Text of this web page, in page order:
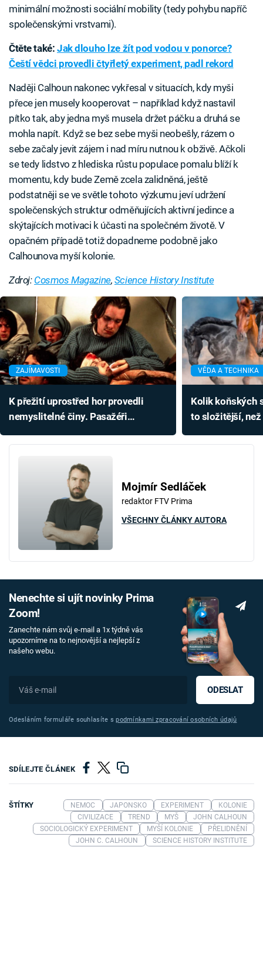
minimální možnosti sociální mobility (tedy pohybu napříč
společenskými vrstvami).
Čtěte také: Jak dlouho lze žít pod vodou v ponorce?
Čeští vědci provedli čtyřletý experiment, padl rekord
Naději Calhoun nakonec vykřesal v situacích, kdy myši
přece jen musely kooperovat – například když nastavil
pítko tak, aby jedna myš musela držet páčku a druhá se
mohla napít. Když se bez sebe myši neobešly, rázem o
sebe začaly jevit zájem i nad míru nutnou k obživě. Ačkoli
se tedy lidstvo z hlediska růstu populace pomalu blíží k
momentu, kdy bude Země zcela zalidněná, ještě
podstatněji se ve světle tohoto výzkumu jeví udržení
společenských struktur odměňujících aktivní jedince a
skýtajících motivaci k účasti na společném životě. V
opačném případě totiž dopadneme podobně jako
Calhounova myší kolonie.
Zdroj: Cosmos Magazine, Science History Institute
ZAJÍMAVOSTI
K přežití uprostřed hor provedli
nemyslitelné činy. Pasažéři
nepoznání
VĚDA A TECHNIKA
Kolik koňských
to složitější,
Mojmír Sedláček
redaktor FTV Prima
VŠECHNY ČLÁNKY AUTORA
Nenechte si ujít novinky Prima
Zoom!
Zanechte nám svůj e-mail a 1x týdně vás
upozorníme na to nejnovější a nejlepší z
našeho webu.
ODESLAT
Odesláním formuláře souhlasíte spodmínkami zpracování osobních údajů
SDÍLEJTE ČLÁNEK
ŠTÍTKY NEMOC JAPONSKO EXPERIMENT
KOLONIE
CIVILIZACE
TREND MYŠ
JOHN CALHOUN
SOCIOLOGICKÝ EXPERIMENT
MYŠÍ KOLONIE
PŘELIDNĚNÍ
JOHN C. CALHOUN
SCIENCE HISTORY INSTITUTE